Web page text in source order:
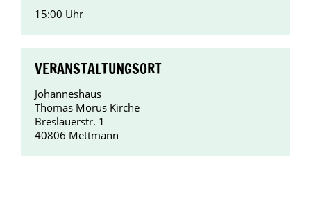
15:00 Uhr
VERANSTALTUNGSORT
Johanneshaus
Thomas Morus Kirche
Breslauerstr. 1
40806 Mettmann